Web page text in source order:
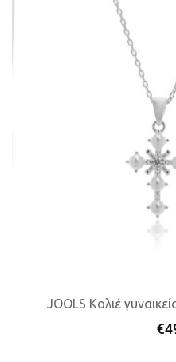
Προσθήκη
JOOLS Κολιέ
€